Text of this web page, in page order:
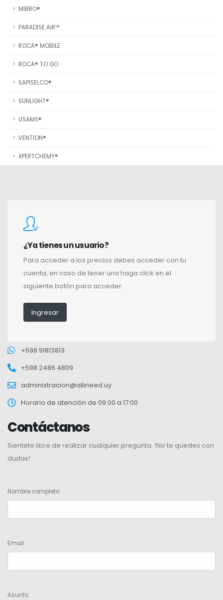
MIBRO®
PARADISE AIR™
ROCA® MOBILE
ROCA® TO GO
SAPISELCO®
SUNLIGHT®
USAMS®
VENTION®
XPERTCHEMY®
¿Ya tienes un usuario?
Para acceder a los precios debes acceder con tu
cuenta, en caso de tener una haga click en el
siguiente botón para acceder.
Ingresar
+598 91813813
+598 2486 4809
administracion@allineed.uy
Horario de atención de 09:00 a 17:00
Contáctanos
Sientete libre de realizar cualquier pregunta. !No te quedes con
dudas!
Nombre completo
Email
Asunto